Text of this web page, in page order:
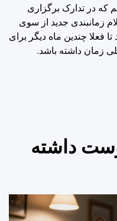
که در تدارک برگزاری
زمانبندی جدید از سوی
چندین ماه دیگر برای
زمان داشته باشد.
داشته